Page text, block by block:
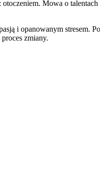
Mowa o
i opanowanym stresem.
zmiany.